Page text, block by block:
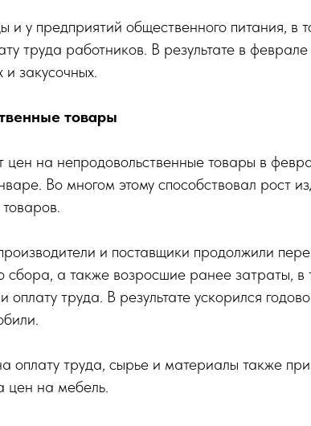
и у предприятий общественного питания, в
труда работников. В результате в
и закусочных.
товары
цен на непродовольственные товары в
Во многом этому способствовал рост
и поставщики продолжили
сбора, а также возросшие ранее затраты, в
оплату труда. В результате ускорился
оплату труда, сырье и материалы также
цен на мебель.